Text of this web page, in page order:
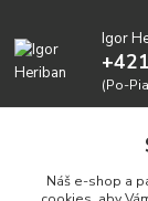
Igor
(Po-
Náš e-shop a